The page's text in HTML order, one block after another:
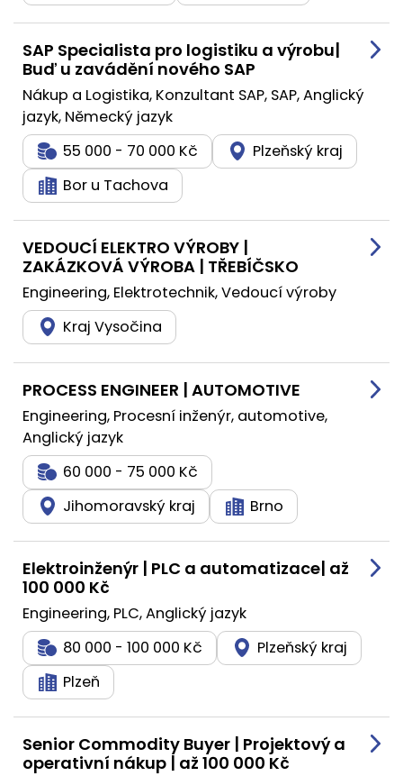
SAP Specialista pro logistiku a výrobu|
Buď u zavádění nového SAP
Nákup a Logistika, Konzultant SAP, SAP, Anglický
jazyk, Německý jazyk
55 000 - 70 000 Kč
Plzeňský kraj
Bor u Tachova
VEDOUCÍ ELEKTRO VÝROBY |
ZAKÁZKOVÁ VÝROBA | TŘEBÍČSKO
Engineering, Elektrotechnik, Vedoucí výroby
Kraj Vysočina
PROCESS ENGINEER | AUTOMOTIVE
Engineering, Procesní inženýr, automotive,
Anglický jazyk
60 000 - 75 000 Kč
Jihomoravský kraj
Brno
Elektroinženýr | PLC a automatizace| až
100 000 Kč
Engineering, PLC, Anglický jazyk
80 000 - 100 000 Kč
Plzeňský kraj
Plzeň
Senior Commodity Buyer | Projektový a
operativní nákup | až 100 000 Kč